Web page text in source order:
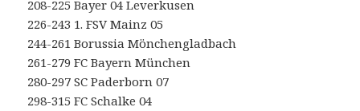
208-225 Bayer 04 Leverkusen
226-243 1. FSV Mainz 05
244-261 Borussia Mönchengladbach
261-279 FC Bayern München
280-297 SC Paderborn 07
298-315 FC Schalke 04